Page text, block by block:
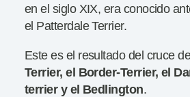
en el siglo XIX, era conocido
el Patterdale Terrier.
Este es el resultado del cruce
Terrier, el Border-Terrier, el
terrier y el Bedlington.